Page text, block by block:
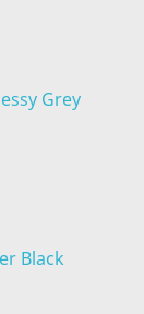
Grey
Black